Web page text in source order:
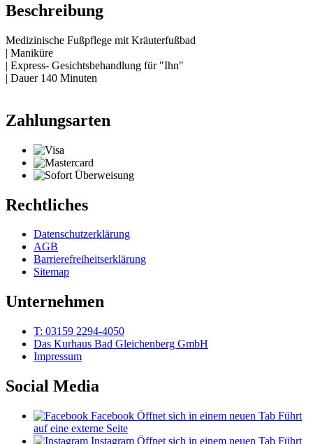
Beschreibung
Medizinische Fußpflege mit Kräuterfußbad
| Maniküre
| Express- Gesichtsbehandlung für "Ihn"
| Dauer 140 Minuten
Zahlungsarten
Rechtliches
Datenschutzerklärung
AGB
Barrierefreiheitserklärung
Sitemap
Unternehmen
T: 03159 2294-4050
Das Kurhaus Bad Gleichenberg GmbH
Impressum
Social Media
Facebook Öffnet sich in einem neuen Tab Führt
auf eine externe Seite
Instagram Öffnet sich in einem neuen Tab Führt